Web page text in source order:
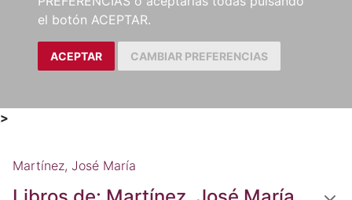
el botón ACEPTAR.
ACEPTAR CAMBIAR PREFERENCIAS
>
Martínez, José María